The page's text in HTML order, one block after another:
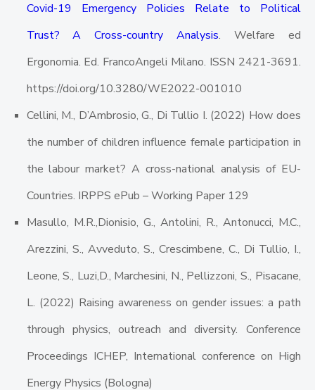
Covid-19 Emergency Policies Relate to Political
Trust? A Cross-country Analysis. Welfare ed
Ergonomia. Ed. FrancoAngeli Milano. ISSN 2421-3691.
https://doi.org/10.3280/WE2022-001010
Cellini, M., D’Ambrosio, G., Di Tullio I. (2022) How does
the number of children influence female participation in
the labour market? A cross-national analysis of EU-
Countries. IRPPS ePub – Working Paper 129
Masullo, M.R.,Dionisio, G., Antolini, R., Antonucci, M.C.,
Arezzini, S., Avveduto, S., Crescimbene, C., Di Tullio, I.,
Leone, S., Luzi,D., Marchesini, N., Pellizzoni, S., Pisacane,
L. (2022) Raising awareness on gender issues: a path
through physics, outreach and diversity. Conference
Proceedings ICHEP, International conference on High
Energy Physics (Bologna)